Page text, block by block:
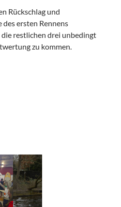
Rückschlag und
ersten Rennens
die restlichen drei unbedingt
zu kommen.